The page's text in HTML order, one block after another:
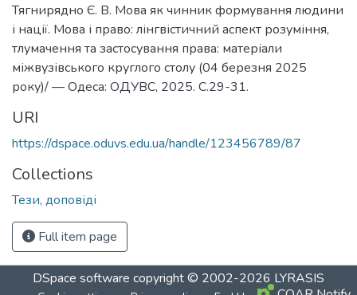
Тягнирядно Є. В. Мова як чинник формування людини
і нації. Мова і право: лінгвістичний аспект розуміння,
тлумачення та застосування права: матеріали
міжвузівського круглого столу (04 березня 2025
року)/ — Одеса: ОДУВС, 2025. С.29-31.
URI
https://dspace.oduvs.edu.ua/handle/123456789/87
Collections
Тези, доповіді
Full item page
DSpace software copyright © 2002-2026 LYRASIS